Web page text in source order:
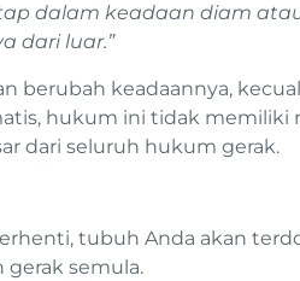
dalam keadaan diam
dari luar.”
berubah keadaannya,
hukum ini tidak memiliki
dari seluruh hukum gerak.
tubuh Anda akan
semula.